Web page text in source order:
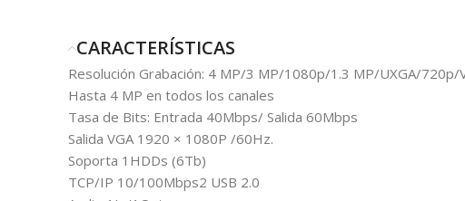
CARACTERÍSTICAS
Resolución Grabación: 4 MP/3 MP/1080p/1.3 MP/UXGA/720p/
Hasta 4 MP en todos los canales
Tasa de Bits: Entrada 40Mbps/ Salida 60Mbps
Salida VGA 1920 × 1080P /60Hz.
Soporta 1HDDs (6Tb)
TCP/IP 10/100Mbps2 USB 2.0